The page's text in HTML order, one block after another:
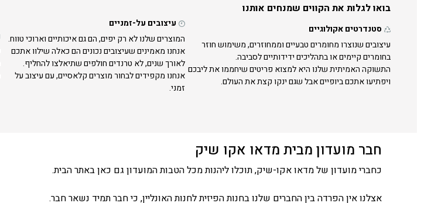
בואו לגלות את הקווים שמנחים אותנו
סטנדרטים אקולוגיים
עיצובים שנוצרו מחומרים טבעיים וממחוזרים, משימוש חוזר
בחומרים קיימים או בתהליכים ידידותיים לסביבה.
התשוקה האמיתית שלנו היא למצוא פריטים שיחממו את ליבכם
ויפתיעו אתכם ביופיים אבל שגם ינקו קצת את העולם.
עיצובים על-זמניים
המוצרים שלנו לא רק יפים, הם גם איכותיים וארוכי טווח.
אנחנו מאמינים שעיצובים נכונים הם כאלה שילוו אתכם
לאורך שנים, לא טרנדים חולפים שתיאלצו להחליף.
אנחנו מקפידים לבחור מוצרים קלאסיים, עם עיצוב על
זמני.
חבר מועדון מבית מדאו אקו שיק
כחברי מועדון של מדאו אקו-שיק, תוכלו ליהנות מכל הטבות המועדון גם כאן באתר הבית.
אצלנו אין הפרדה בין החברים שלנו בחנות הפיזית לחנות האונליין, כי חבר תמיד נשאר חבר.